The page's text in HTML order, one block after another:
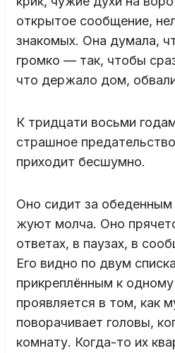
открытое сообщение,
знакомых. Она думала,
громко — так, чтобы
что держало дом,
К тридцати восьми
страшное
приходит бесшумно.
Оно сидит за
жуют молча. Оно
ответах, в паузах, в
Его видно по двум
прикреплённым к
проявляется в том, как
поворачивает головы,
комнату. Когда-то их